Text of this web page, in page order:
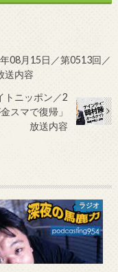
08月15日／第0513回／
送内容
トニッポン／2
スマで復帰」
放送内容
ラジオ